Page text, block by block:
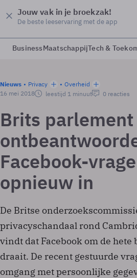
Jouw vak in je broekzak!
De beste leeservaring met de app
BusinessMaatschappijTech &
Nieuws Privacy
Overheid
16 mei 2018
leestijd 1 minuut 0 reacties
Brits
Facebook-
opnieuw in
De Britse
privacyschandaal rond
vindt dat Facebook om de hete
draait. De recent gestuurde
omgang met persoonlijke